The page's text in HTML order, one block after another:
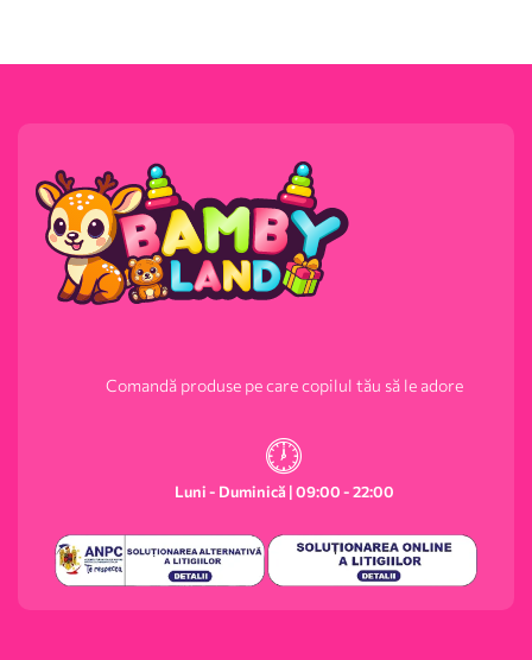
Comandă produse pe care copilul tău să le adore
Luni - Duminică | 09:00 - 22:00